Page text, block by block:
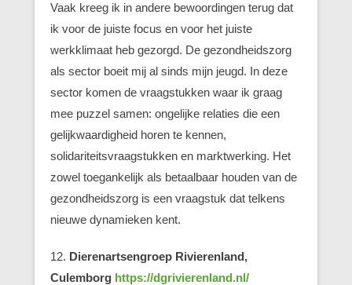
Vaak kreeg ik in andere bewoordingen terug dat
ik voor de juiste focus en voor het juiste
werkklimaat heb gezorgd. De gezondheidszorg
als sector boeit mij al sinds mijn jeugd. In deze
sector komen de vraagstukken waar ik graag
mee puzzel samen: ongelijke relaties die een
gelijkwaardigheid horen te kennen,
solidariteitsvraagstukken en marktwerking. Het
zowel toegankelijk als betaalbaar houden van de
gezondheidszorg is een vraagstuk dat telkens
nieuwe dynamieken kent.
12. Dierenartsengroep Rivierenland,
Culemborg https://dgrivierenland.nl/